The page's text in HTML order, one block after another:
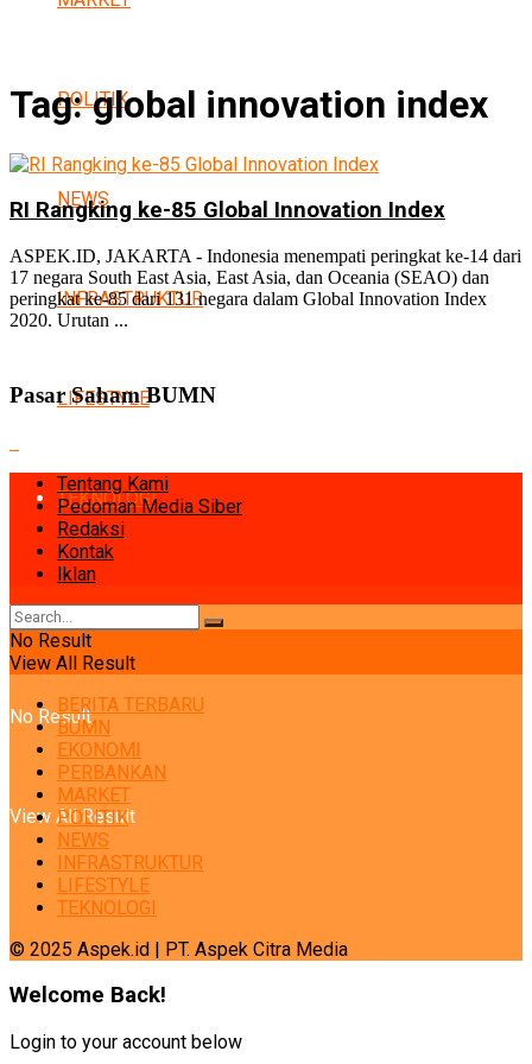
POLITIK
NEWS
INFRASTRUKTUR
LIFESTYLE
TEKNOLOGI
No Result
View All Result
Tag:global innovation index
RI Rangking ke-85 Global Innovation Index
ASPEK.ID, JAKARTA - Indonesia menempati peringkat ke-14 dari
17 negara South East Asia, East Asia, dan Oceania (SEAO) dan
peringkat ke-85 dari 131 negara dalam Global Innovation Index
2020. Urutan ...
Pasar Saham BUMN
Tentang Kami
Pedoman Media Siber
Redaksi
Kontak
Iklan
No Result
View All Result
BERITA TERBARU
BUMN
EKONOMI
PERBANKAN
MARKET
POLITIK
NEWS
INFRASTRUKTUR
LIFESTYLE
TEKNOLOGI
© 2025 Aspek.id | PT. Aspek Citra Media
Welcome Back!
Login to your account below